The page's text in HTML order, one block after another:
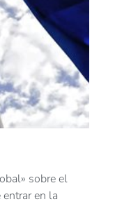
sobre el
en la